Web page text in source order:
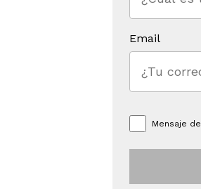
Email
Mensaje de